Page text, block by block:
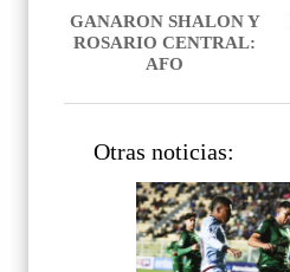
GANARON SHALON Y
ROSARIO CENTRAL:
AFO
Otras noticias: